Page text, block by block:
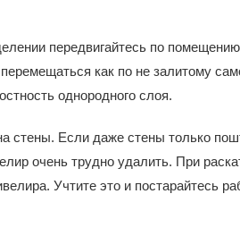
передвигайтесь по
как по не залитому
однородного слоя.
стены. Если даже стены только
очень трудно удалить. При
Учтите это и постарайтесь